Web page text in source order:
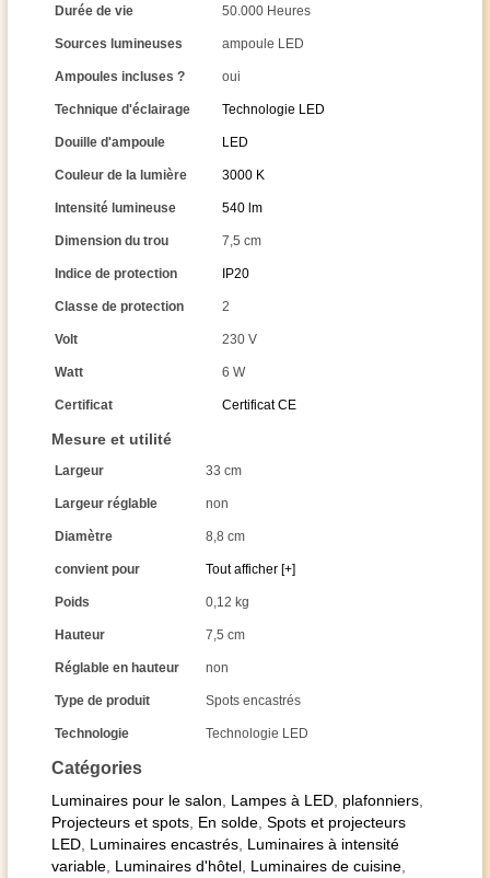
Catégories
Luminaires pour le salon Lampes à LED plafonniers
Projecteurs et spots En solde Spots et projecteurs
LED Luminaires encastrés Luminaires à intensité
variable Luminaires d'hôtel Luminaires de cuisine
Durée de vie 50.000 Heures
Sources lumineuses ampoule LED
Ampoules incluses ? oui
Technique d'éclairage Technologie LED
Douille d'ampoule LED
Couleur de la lumière 3000 K
Intensité lumineuse 540 lm
Dimension du trou 7,5 cm
Indice de protection IP20
Classe de protection 2
Volt 230 V
Watt 6 W
Certificat Certificat CE
Mesure et utilité
Largeur 33 cm
Largeur réglable non
Diamètre 8,8 cm
convient pour Tout afficher [+]
Poids 0,12 kg
Hauteur 7,5 cm
Réglable en hauteur non
Type de produit Spots encastrés
Technologie Technologie LED